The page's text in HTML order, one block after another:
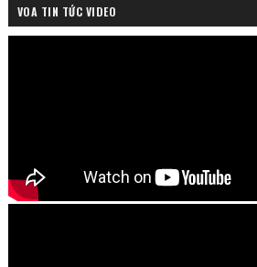
VOA TIN TỨC VIDEO